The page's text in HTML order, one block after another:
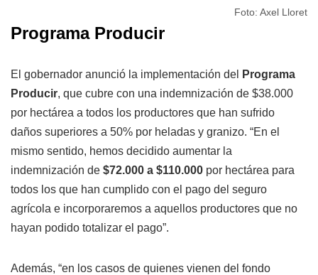
Foto: Axel Lloret
Programa Producir
El gobernador anunció la implementación del
Programa
Producir, que cubre con una indemnización de $38.000
por hectárea a todos los productores que han sufrido
daños superiores a 50% por heladas y granizo. “En el
mismo sentido, hemos decidido aumentar la
indemnización de $72.000 a $110.000 por hectárea para
todos los que han cumplido con el pago del seguro
agrícola e incorporaremos a aquellos productores que no
hayan podido totalizar el pago”.
Además, “en los casos de quienes vienen del fondo